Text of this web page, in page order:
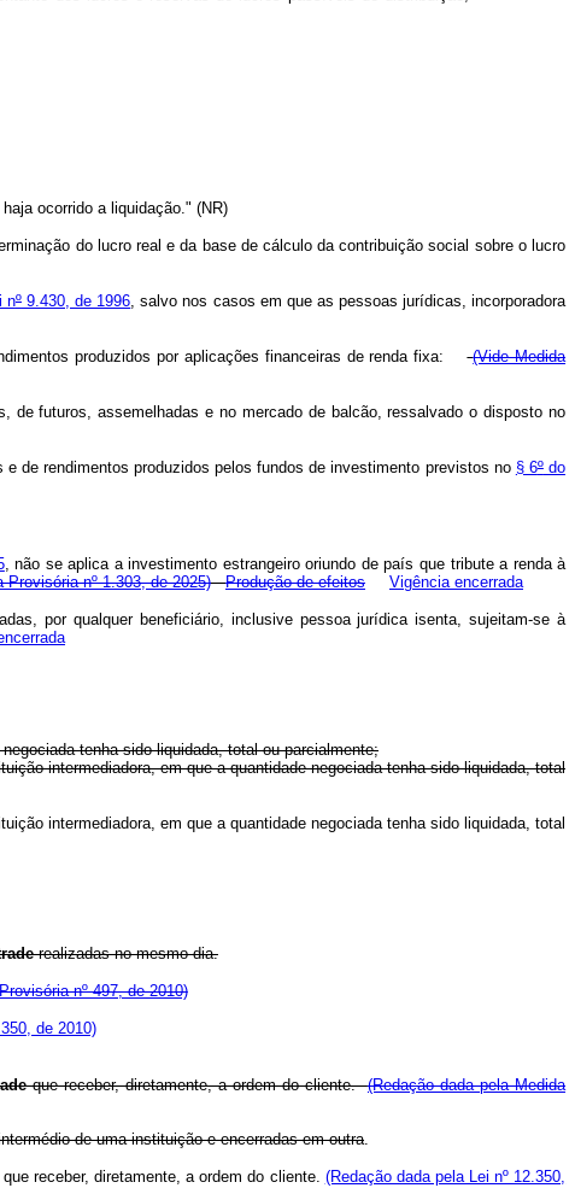
ocorrido a liquidação." (NR)
do lucro real e da base de cálculo da contribuição social sobre o lucro
nº9.430, de 1996 , salvo nos casos em que as pessoas jurídicas, incorporadora
produzidos por aplicações financeiras de renda fixa: (Vide Medida
de futuros, assemelhadas e no mercado de balcão, ressalvado o disposto no
de rendimentos produzidos pelos fundos de investimento previstos no § 6ºdo
, não se aplica a investimento estrangeiro oriundo de país que tribute a renda à
Provisória nº 1.303, de 2025) Produção de efeitos Vigência encerrada
por qualquer beneficiário, inclusive pessoa jurídica isenta, sujeitam-se à
tenha sido liquidada, total ou parcialmente;
intermediadora, em que a quantidade negociada tenha sido liquidada, total
intermediadora, em que a quantidade negociada tenha sido liquidada, total
realizadas no mesmo dia.
nº 497, de 2010)
de 2010)
que receber, diretamente, a ordem do cliente.(Redação dada pela Medida
de uma instituição e encerradas em outra.
receber, diretamente, a ordem do cliente. (Redação dada pela Lei nº 12.350,